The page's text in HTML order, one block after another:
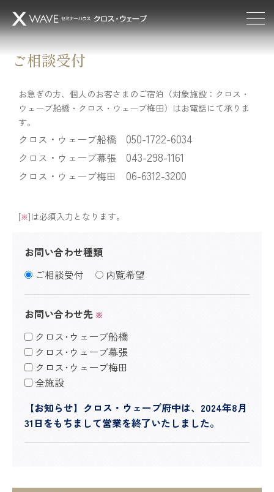
ご相談受付
お急ぎの方、個人のお客さまのご宿泊（対象施設：クロス・
ウェーブ船橋・クロス・ウェーブ梅田）はお電話にて承りま
す。
クロス・ウェーブ船橋 050-1722-6034
クロス・ウェーブ幕張 043-298-1161
クロス・ウェーブ梅田 06-6312-3200
[※]は必須入力となります。
お問い合わせ種類
ご相談受付
内覧希望
お問い合わせ先 ※
クロス･ウェーブ船橋
クロス･ウェーブ幕張
クロス･ウェーブ梅田
全施設
【お知らせ】クロス・ウェーブ府中は、2024年8月
31日をもちまして営業を終了いたしました。